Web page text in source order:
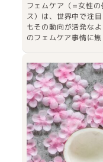
フェムケア（=女性
ス）は、世界中で注
もその動向が活発な
のフェムケア事情に